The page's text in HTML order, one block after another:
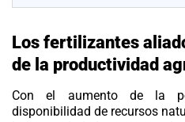
Los fertilizantes
de la productividad
Con el aumento de la
disponibilidad de recursos